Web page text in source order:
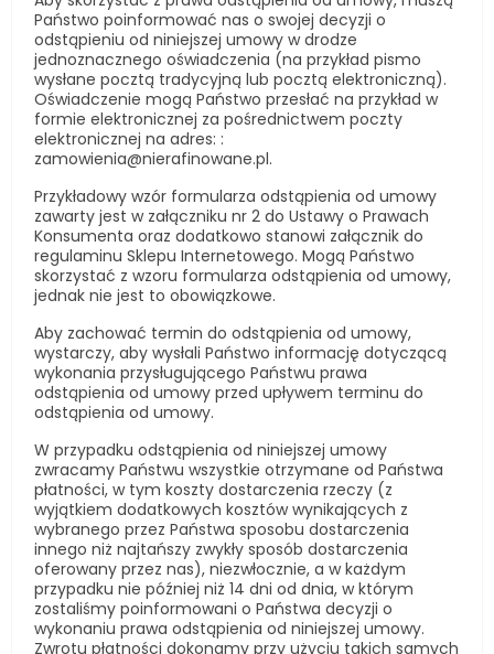
Państwo poinformować nas o swojej decyzji o
odstąpieniu od niniejszej umowy w drodze
jednoznacznego oświadczenia (na przykład pismo
wysłane pocztą tradycyjną lub pocztą elektroniczną).
Oświadczenie mogą Państwo przesłać na przykład w
formie elektronicznej za pośrednictwem poczty
elektronicznej na adres: :
zamowienia@nierafinowane.pl.
Przykładowy wzór formularza odstąpienia od umowy
zawarty jest w załączniku nr 2 do Ustawy o Prawach
Konsumenta oraz dodatkowo stanowi załącznik do
regulaminu Sklepu Internetowego. Mogą Państwo
skorzystać z wzoru formularza odstąpienia od umowy,
jednak nie jest to obowiązkowe.
Aby zachować termin do odstąpienia od umowy,
wystarczy, aby wysłali Państwo informację dotyczącą
wykonania przysługującego Państwu prawa
odstąpienia od umowy przed upływem terminu do
odstąpienia od umowy.
W przypadku odstąpienia od niniejszej umowy
zwracamy Państwu wszystkie otrzymane od Państwa
płatności, w tym koszty dostarczenia rzeczy (z
wyjątkiem dodatkowych kosztów wynikających z
wybranego przez Państwa sposobu dostarczenia
innego niż najtańszy zwykły sposób dostarczenia
oferowany przez nas), niezwłocznie, a w każdym
przypadku nie później niż 14 dni od dnia, w którym
zostaliśmy poinformowani o Państwa decyzji o
wykonaniu prawa odstąpienia od niniejszej umowy.
Zwrotu płatności dokonamy przy użyciu takich samych